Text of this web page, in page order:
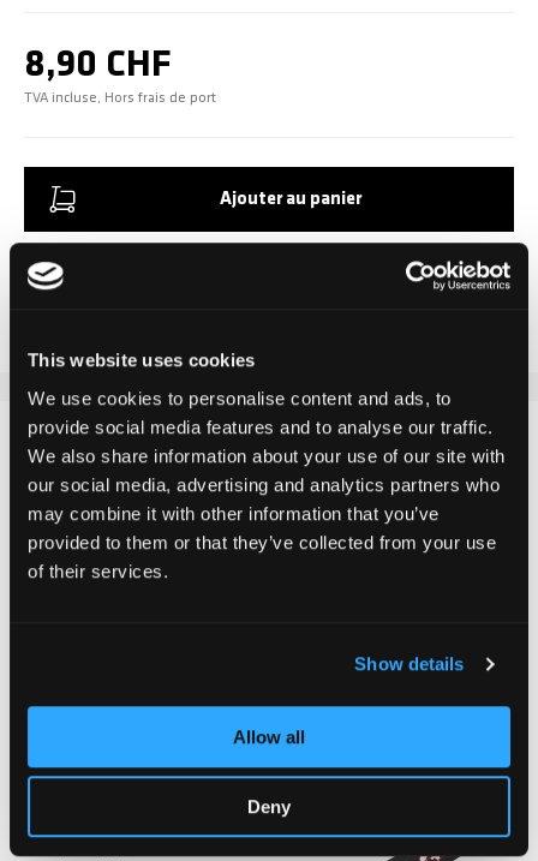
This website uses cookies
We use cookies to personalise content and ads, to
provide social media features and to analyse our traffic.
We also share information about your use of our site with
our social media, advertising and analytics partners who
may combine it with other information that you’ve
provided to them or that they’ve collected from your use
of their services.
Show details
Allow all
Deny
8,90 CHF
TVA incluse, Hors frais de port
Ajouter au panier
Ajouter au comparateur
DÉTAILS
Si tu es à la recherche d'un griptape classique pour ta
trottinette, spécialement adapté à la trottinette Chilli
Pro "modèle Rocky", celui-ci est exactement ce qu'il te
nécessaire. Le matériau ressemblant à du papier de
permet d'éviter les glissades. Veille à bien retirer
l'ancien grip tape et à nettoyer la surface avant
d'appliquer le nouveau.